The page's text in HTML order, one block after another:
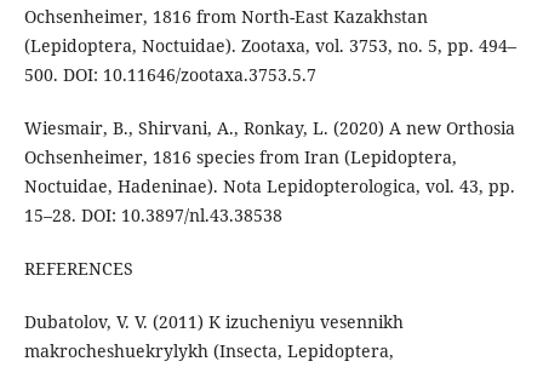
Ochsenheimer, 1816 from North-East Kazakhstan
(Lepidoptera, Noctuidae). Zootaxa, vol. 3753, no. 5, pp. 494–
500. DOI: 10.11646/zootaxa.3753.5.7
Wiesmair, B., Shirvani, A., Ronkay, L. (2020) A new Orthosia
Ochsenheimer, 1816 species from Iran (Lepidoptera,
Noctuidae, Hadeninae). Nota Lepidopterologica, vol. 43, pp.
15–28. DOI: 10.3897/nl.43.38538
REFERENCES
Dubatolov, V. V. (2011) K izucheniyu vesennikh
makrocheshuekrylykh (Insecta, Lepidoptera,